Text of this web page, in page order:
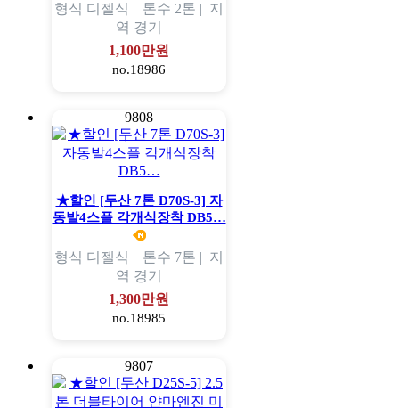
형식 디젤식 | 톤수 2톤 | 지
역 경기
1,100만원
no.18986
9808
★할인 [두산 7톤 D70S-3] 자
동발4스플 각개식장착 DB5…
형식 디젤식 | 톤수 7톤 | 지
역 경기
1,300만원
no.18985
9807